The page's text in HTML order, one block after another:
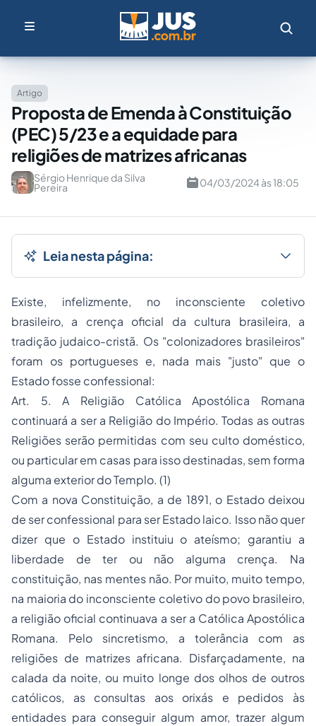
Artigo
Proposta de Emenda à Constituição
(PEC) 5/23 e a equidade para
religiões de matrizes africanas
Sérgio Henrique da Silva
Pereira 04/03/2024 às 18:05
Leia nesta página:
Existe, infelizmente, no inconsciente coletivo
brasileiro, a crença oficial da cultura brasileira, a
tradição judaico-cristã. Os "colonizadores brasileiros"
foram os portugueses e, nada mais "justo" que o
Estado fosse confessional:
Art. 5. A Religião Católica Apostólica Romana
continuará a ser a Religião do Império. Todas as outras
Religiões serão permitidas com seu culto doméstico,
ou particular em casas para isso destinadas, sem forma
alguma exterior do Templo. (1)
Com a nova Constituição, a de 1891, o Estado deixou
de ser confessional para ser Estado laico. Isso não quer
dizer que o Estado instituiu o ateísmo; garantiu a
liberdade de ter ou não alguma crença. Na
constituição, nas mentes não. Por muito, muito tempo,
na maioria do inconsciente coletivo do povo brasileiro,
a religião oficial continuava a ser a Católica Apostólica
Romana. Pelo sincretismo, a tolerância com as
religiões de matrizes africana. Disfarçadamente, na
calada da noite, ou muito longe dos olhos de outros
católicos, as consultas aos orixás e pedidos às
entidades para conseguir algum amor, trazer algum